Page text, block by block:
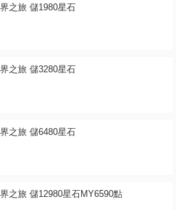
之旅 儲1980星石
之旅 儲3280星石
之旅 儲6480星石
之旅 儲12980星石MY6590點